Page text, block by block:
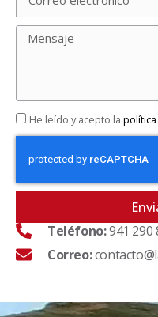
He leído y acepto la
Teléfono:941 290
Correo: